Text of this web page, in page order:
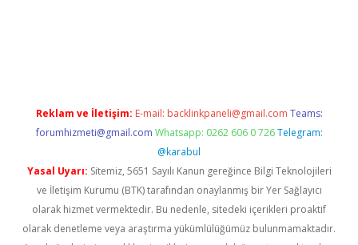
Reklam ve İletişim: E-mail: backlinkpaneli@gmail.com Teams:
forumhizmeti@gmail.com Whatsapp: 0262 606 0 726 Telegram:
@karabul
Yasal Uyarı: Sitemiz, 5651 Sayılı Kanun gereğince Bilgi Teknolojileri
ve İletişim Kurumu (BTK) tarafından onaylanmış bir Yer Sağlayıcı
olarak hizmet vermektedir. Bu nedenle, sitedeki içerikleri proaktif
olarak denetleme veya araştırma yükümlülüğümüz bulunmamaktadır.